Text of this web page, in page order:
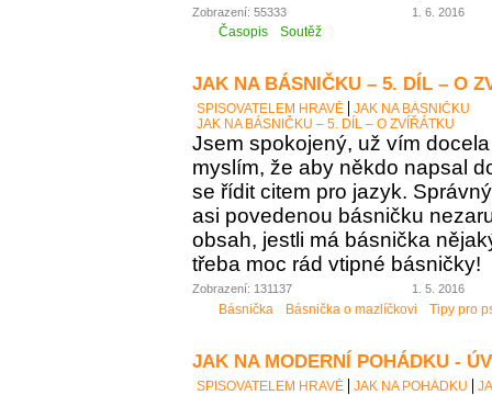
Zobrazení: 55333 1. 6. 2016
Časopis Soutěž
JAK NA BÁSNIČKU – 5. DÍL – O
SPISOVATELEM HRAVĚ
JAK NA BÁSNIČKU
JAK NA BÁSNIČKU – 5. DÍL – O ZVÍŘÁTKU
Jsem spokojený, už vím
myslím, že aby někdo napsal
se řídit citem pro jazyk.
asi povedenou básničku
obsah, jestli má básnička
třeba moc rád vtipné básničky!
Zobrazení: 131137 1. 5. 2016
Básnička Básnička o mazlíčkovi Tipy pro
JAK NA MODERNÍ POHÁDKU -
SPISOVATELEM HRAVĚ JAK NA POHÁDKU